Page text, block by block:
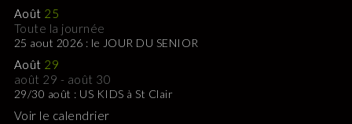
Août 25
Toute la journée
25 aout 2026 : le JOUR DU SENIOR
Août 29
août 29 - août 30
29/30 août : US KIDS à St Clair
Voir le calendrier